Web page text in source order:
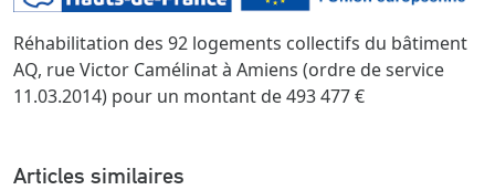
Réhabilitation des 92 logements collectifs du bâtiment
AQ, rue Victor Camélinat à Amiens (ordre de service
11.03.2014) pour un montant de 493 477 €
Articles similaires